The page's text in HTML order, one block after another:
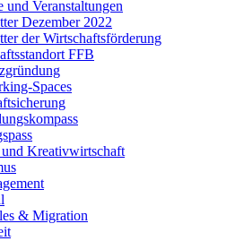
und Veranstaltungen
Dezember 2022
der Wirtschaftsförderung
FFB
Spaces
Kreativwirtschaft
& Migration